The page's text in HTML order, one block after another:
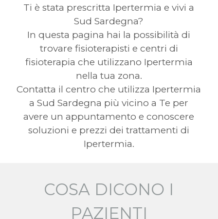
Ti è stata prescritta Ipertermia e vivi a
Sud Sardegna?
In questa pagina hai la possibilità di
trovare fisioterapisti e centri di
fisioterapia che utilizzano Ipertermia
nella tua zona.
Contatta il centro che utilizza Ipertermia
a Sud Sardegna più vicino a Te per
avere un appuntamento e conoscere
soluzioni e prezzi dei trattamenti di
Ipertermia.
COSA DICONO I
PAZIENTI